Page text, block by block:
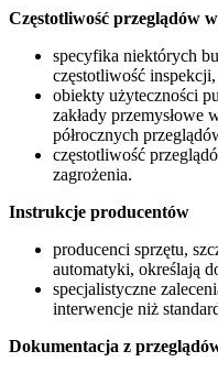
Częstotliwość przeglądów
specyfika niektórych
częstotliwość inspekcji,
obiekty użyteczności
zakłady przemysłowe
półrocznych
częstotliwość
zagrożenia.
Instrukcje producentów
producenci sprzętu,
automatyki, określają
specjalistyczne
interwencje niż
Dokumentacja z